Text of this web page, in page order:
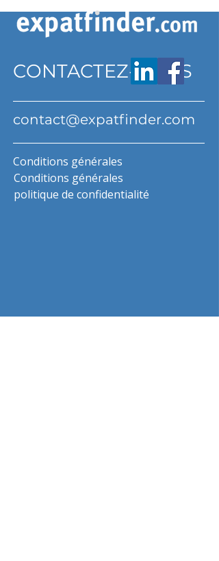
CONTACTEZ-NOUS
contact@expatfinder.com
Conditions générales
Conditions générales
politique de confidentialité